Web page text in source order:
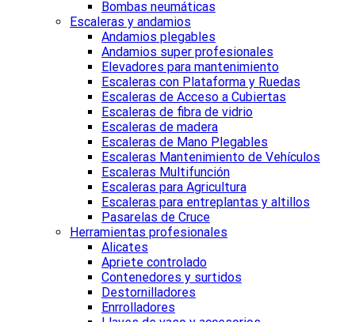
Bombas neumáticas
Escaleras y andamios
Andamios plegables
Andamios super profesionales
Elevadores para mantenimiento
Escaleras con Plataforma y Ruedas
Escaleras de Acceso a Cubiertas
Escaleras de fibra de vidrio
Escaleras de madera
Escaleras de Mano Plegables
Escaleras Mantenimiento de Vehículos
Escaleras Multifunción
Escaleras para Agricultura
Escaleras para entreplantas y altillos
Pasarelas de Cruce
Herramientas profesionales
Alicates
Apriete controlado
Contenedores y surtidos
Destornilladores
Enrrolladores